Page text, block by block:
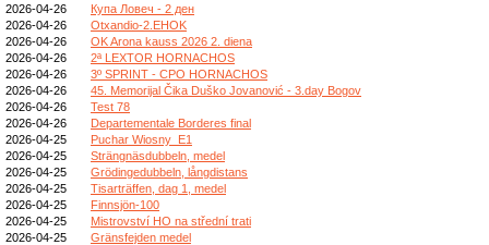
2026-04-26
Купа Ловеч - 2 ден
2026-04-26
Otxandio-2.EHOK
2026-04-26
OK Arona kauss 2026 2. diena
2026-04-26
2ª LEXTOR HORNACHOS
2026-04-26
3º SPRINT - CPO HORNACHOS
2026-04-26
45. Memorijal Čika Duško Jovanović - 3.day Bogov
2026-04-26
Test 78
2026-04-26
Departementale Borderes final
2026-04-25
Puchar Wiosny_E1
2026-04-25
Strängnäsdubbeln, medel
2026-04-25
Grödingedubbeln, långdistans
2026-04-25
Tisarträffen, dag 1, medel
2026-04-25
Finnsjön-100
2026-04-25
Mistrovství HO na střední trati
2026-04-25
Gränsfejden medel